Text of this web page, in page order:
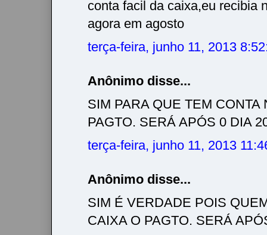
conta facil da caixa,eu recibia
agora em agosto
terça-feira, junho 11, 2013
Anônimo disse...
SIM PARA QUE TEM CONTA
PAGTO. SERÁ APÓS 0 DIA
terça-feira, junho 11, 2013
Anônimo disse...
SIM É VERDADE POIS
CAIXA O PAGTO. SERÁ